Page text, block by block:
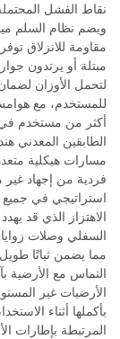
نقاط الفشل
ويضم نظام السلم
مقاومة للانزلاق
مبتلة أو يرتدون
لتحمل الأوزان
للمستخدم، مع
أكثر من مستخدم
الطابقين المعدني
مسارات هيكلية
فردية من إجهاد غير
استراتيجي في جميع
الاهتزاز الذي قد
السفلي وصلات
مما يضمن ثباتًا
التماس مع الأرضية
الأرضيات غير
بأكملها أثناء
المرتبطة بإطارات